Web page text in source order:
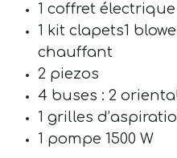
1 coffret électrique
1 kit clapets1
chauffant
2 piezos
4 buses : 2
1 grilles
1 pompe 1500 W